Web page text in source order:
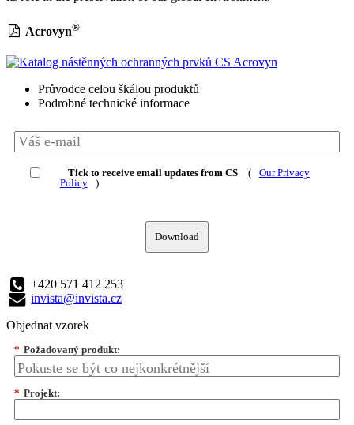
Acrovyn®
Průvodce celou škálou produktů
Podrobné technické informace
Tick to receive email updates from CS (
Our Privacy
Policy
)
Download
+420 571 412 253
invista@invista.cz
Objednat vzorek
* Požadovaný produkt:
* Projekt: